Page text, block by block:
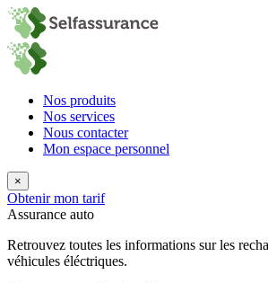
Nos produits
Nos services
Nous contacter
Mon espace personnel
×
Obtenir mon tarif
Assurance auto
Retrouvez toutes les informations sur les
véhicules éléctriques.